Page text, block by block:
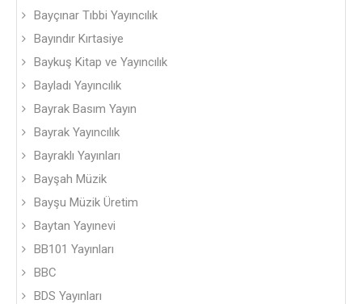
Bayçınar Tıbbi Yayıncılık
Bayındır Kırtasiye
Baykuş Kitap ve Yayıncılık
Bayladı Yayıncılık
Bayrak Basım Yayın
Bayrak Yayıncılık
Bayraklı Yayınları
Bayşah Müzik
Bayşu Müzik Üretim
Baytan Yayınevi
BB101 Yayınları
BBC
BDS Yayınları